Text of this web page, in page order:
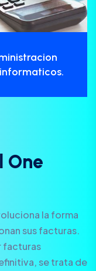
One
la forma
sus facturas.
facturas
se trata de